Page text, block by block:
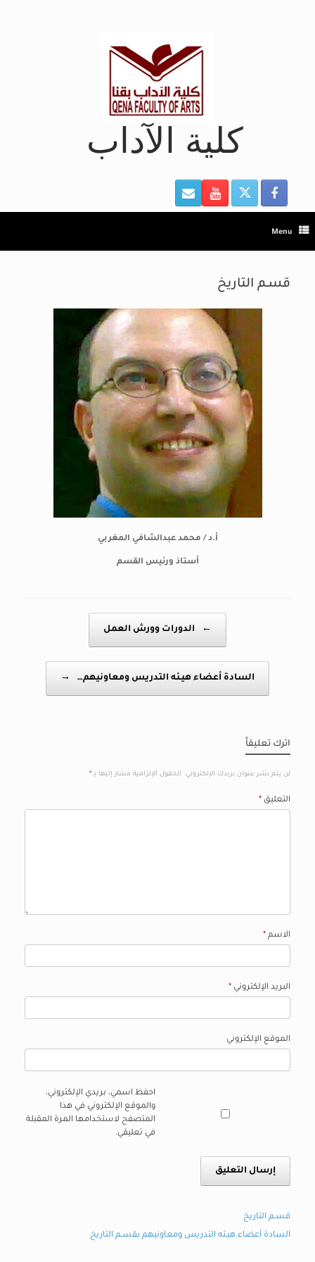
كلية الآداب
Menu
قسـم التاريخ
أ.د / محمد عبدالشافي المغربي
أستاذ ورئيس القسم
← الدورات وورش العمل
السادة أعضاء هيـئه التدريس ومعاونيهم… →
اترك تعليقاً
لن يتم نشر عنوان بريدك الإلكتروني. الحقول الإلزامية مشار إليها بـ *
التعليق *
الاسم *
البريد الإلكتروني *
الموقع الإلكتروني
احفظ اسمي، بريدي الإلكتروني،
والموقع الإلكتروني في هذا
المتصفح لاستخدامها المرة المقبلة
في تعليقي.
قسـم التاريخ
السادة أعضاء هيـئه التدريس ومعاونيهم بقسـم التاريخ